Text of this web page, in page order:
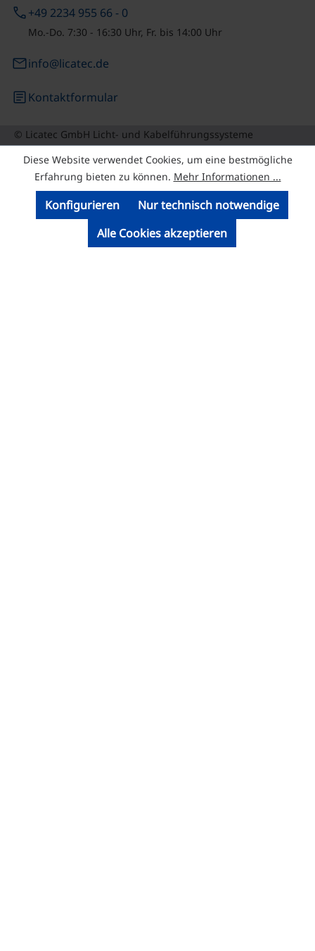
phone+49 2234 955 66 - 0
Mo.-Do. 7:30 - 16:30 Uhr, Fr. bis 14:00 Uhr
emailinfo@licatec.de
articleKontaktformular
© Licatec GmbH Licht- und Kabelführungssysteme
Diese Website verwendet Cookies, um eine bestmögliche
Erfahrung bieten zu können. Mehr Informationen ...
Nur technisch notwendige
Konfigurieren
Alle Cookies akzeptieren